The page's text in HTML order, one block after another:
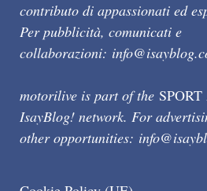
contributo di appassionati ed
Per pubblicità, comunicati e
collaborazioni:
motorilive is part of the
IsayBlog! network. For
other opportunities: